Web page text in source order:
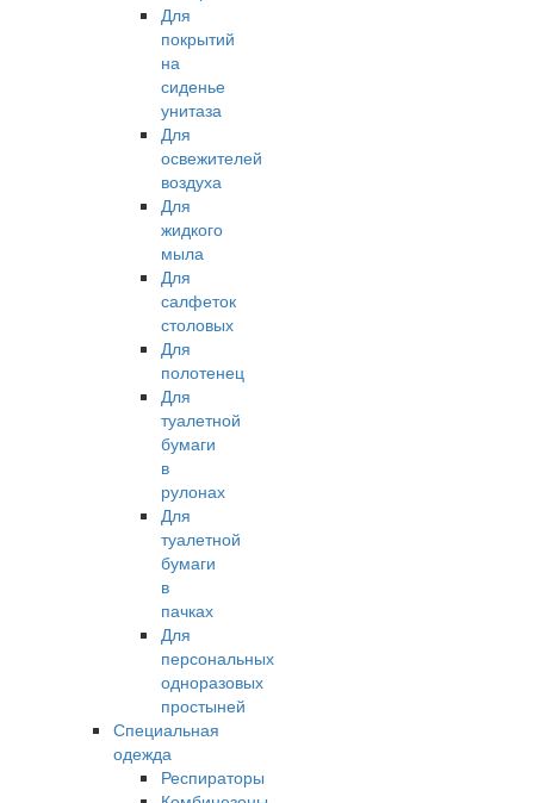
Для
покрытий
на
сиденье
унитаза
Для
освежителей
воздуха
Для
жидкого
мыла
Для
салфеток
столовых
Для
полотенец
Для
туалетной
бумаги
в
рулонах
Для
туалетной
бумаги
в
пачках
Для
персональных
одноразовых
простыней
Специальная
одежда
Респираторы